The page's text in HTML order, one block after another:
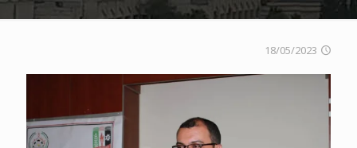
18/05/2023